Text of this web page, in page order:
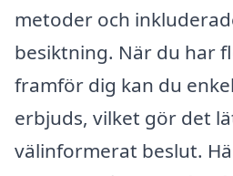
metoder och
besiktning. När du har
framför dig kan du
erbjuds, vilket gör det
välinformerat beslut.